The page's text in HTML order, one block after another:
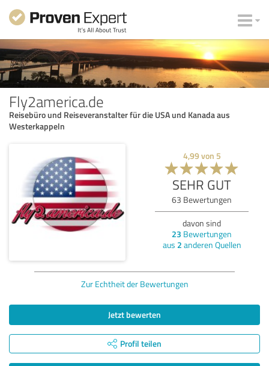
Fly2america.de
Reisebüro und Reiseveranstalter für die USA und Kanada aus
Westerkappeln
4,99von 5
SEHR GUT
63 Bewertungen
davon sind
23 Bewertungen
aus 2 anderen Quellen
Zur Echtheit der Bewertungen
Jetzt bewerten
Profil teilen